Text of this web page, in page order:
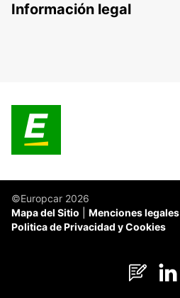
Información legal
©Europcar 2026
Mapa del Sitio
Menciones legales
Politica de Privacidad y Cookies